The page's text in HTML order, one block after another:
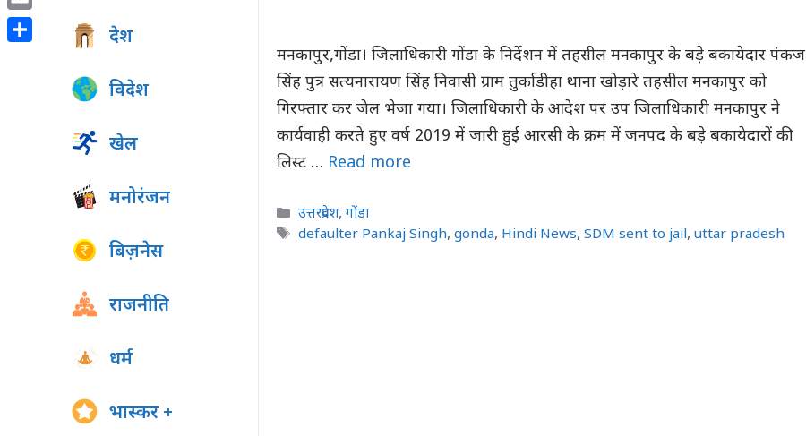
मनकापुर,गोंडा। जिलाधिकारी गोंडा के निर्देशन में तहसील मनकापुर के बड़े बकायेदार पंकज
सिंह पुत्र सत्यनारायण सिंह निवासी ग्राम तुर्काडीहा थाना खोड़ारे तहसील मनकापुर को
गिरफ्तार कर जेल भेजा गया। जिलाधिकारी के आदेश पर उप जिलाधिकारी मनकापुर ने
कार्यवाही करते हुए वर्ष 2019 में जारी हुई आरसी के क्रम में जनपद के बड़े बकायेदारों की
लिस्ट … Read more
Categories
उत्तरप्रदेश,गोंडा
Tags
defaulter Pankaj Singh,gonda, Hindi News,SDM sent to jail,uttar pradesh
देश
विदेश
खेल
मनोरंजन
बिज़नेस
राजनीति
धर्म
भास्कर +
Link
Email